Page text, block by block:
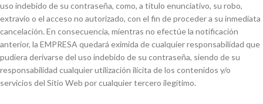
uso indebido de su contraseña, como, a título enunciativo, su robo,
extravío o el acceso no autorizado, con el fin de proceder a su inmediata
cancelación. En consecuencia, mientras no efectúe la notificación
anterior, la EMPRESA quedará eximida de cualquier responsabilidad que
pudiera derivarse del uso indebido de su contraseña, siendo de su
responsabilidad cualquier utilización ilícita de los contenidos y/o
servicios del Sitio Web por cualquier tercero ilegítimo.